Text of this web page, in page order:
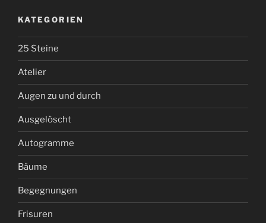
KATEGORIEN
25 Steine
Atelier
Augen zu und durch
Ausgelöscht
Autogramme
Bäume
Begegnungen
Frisuren